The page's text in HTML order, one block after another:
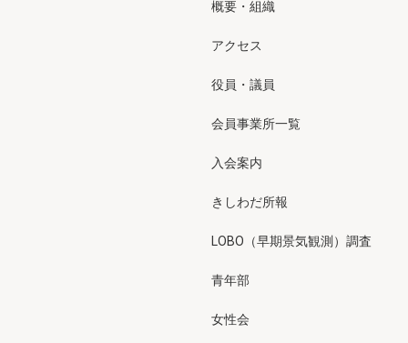
概要・組織
アクセス
役員・議員
会員事業所一覧
入会案内
きしわだ所報
LOBO（早期景気観測）調査
青年部
女性会